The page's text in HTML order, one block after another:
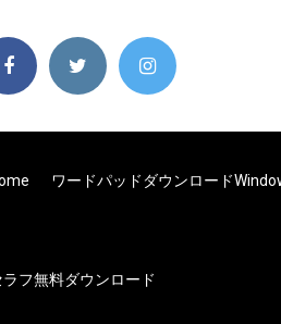
ワードパッドダウンロード
ラフ無料ダウンロード